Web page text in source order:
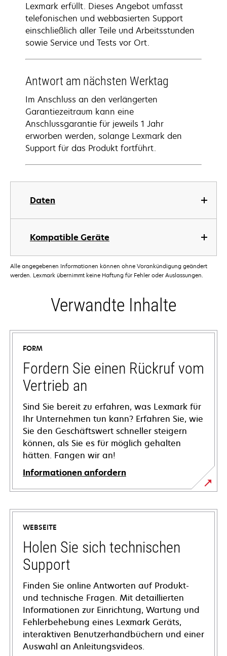
Daten
Kompatible Geräte
Lexmark erfüllt. Dieses Angebot umfasst
telefonischen und webbasierten Support
einschließlich aller Teile und Arbeitsstunden
sowie Service und Tests vor Ort.
Antwort am nächsten Werktag
Im Anschluss an den verlängerten
Garantiezeitraum kann eine
Anschlussgarantie für jeweils 1 Jahr
erworben werden, solange Lexmark den
Support für das Produkt fortführt.
Alle angegebenen Informationen können ohne Vorankündigung geändert
werden. Lexmark übernimmt keine Haftung für Fehler oder Auslassungen.
Verwandte Inhalte
FORM
Fordern Sie einen Rückruf vom
Vertrieb an
Sind Sie bereit zu erfahren, was Lexmark für
Ihr Unternehmen tun kann? Erfahren Sie, wie
Sie den Geschäftswert schneller steigern
können, als Sie es für möglich gehalten
hätten. Fangen wir an!
Informationen anfordern
WEBSEITE
Holen Sie sich technischen
Support
Finden Sie online Antworten auf Produkt-
und technische Fragen. Mit detaillierten
Informationen zur Einrichtung, Wartung und
Fehlerbehebung eines Lexmark Geräts,
interaktiven Benutzerhandbüchern und einer
Auswahl an Anleitungsvideos.